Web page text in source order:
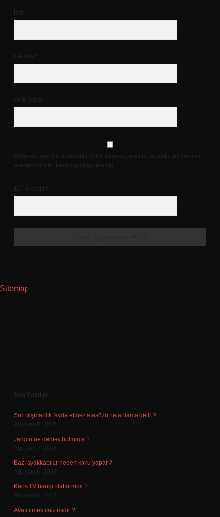
İsim*
E-Posta*
Web Sitesi
Daha sonraki yorumlarımda kullanılması için adım, e-posta adresim ve
site adresim bu tarayıcıya kaydedilsin.
10 - 4 kaçtır? *
Sitemap
Son Yazılar
Son pişmanlık fayda etmez atasözü ne anlama gelir ?
Ağustos 8, 2026
Jargon ne demek bulmaca ?
Ağustos 7, 2026
Bazı ayakkabılar neden koku yapar ?
Ağustos 6, 2026
Kaos TV hangi platformda ?
Ağustos 5, 2026
Ava gitmek caiz midir ?